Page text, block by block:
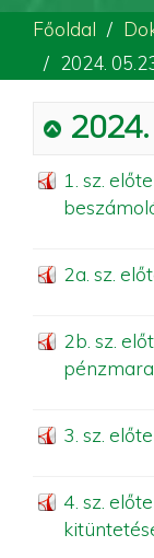
Főoldal
2024.
1. sz.
2a. sz.
2b. sz.
3. sz.
4. sz.